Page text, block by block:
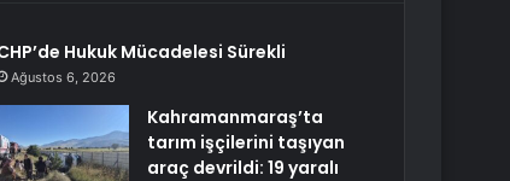
Hukuk Mücadelesi Sürekli
Ağustos 6, 2026
Kahramanmaraş’ta
tarım işçilerini taşıyan
araç devrildi: 19 yaralı